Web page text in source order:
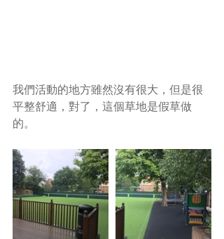
我們活動的地方雖然沒有很大，但是很
平整舒適，對了，這個草地是假草做
的。